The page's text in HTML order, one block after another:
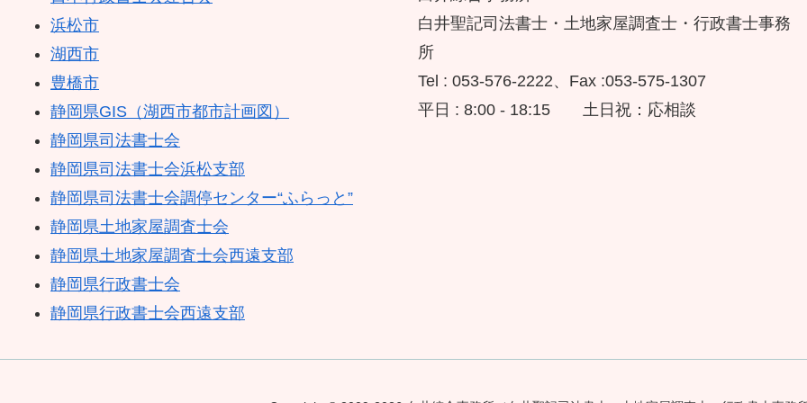
浜松市
湖西市
豊橋市
静岡県GIS（湖西市都市計画図）
静岡県司法書士会
静岡県司法書士会浜松支部
静岡県司法書士会調停センター“ふらっと”
静岡県土地家屋調査士会
静岡県土地家屋調査士会西遠支部
静岡県行政書士会
静岡県行政書士会西遠支部
白井聖記司法書士・土地家屋調査士・行政書士事務
所
Tel : 053-576-2222、Fax :053-575-1307
平日 : 8:00 - 18:15 土日祝：応相談